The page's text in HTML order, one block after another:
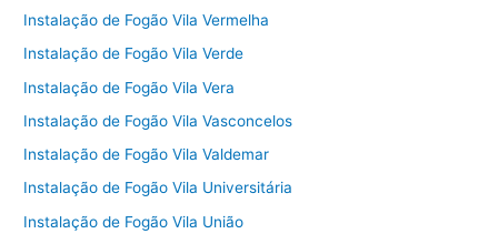
Instalação de Fogão Vila Vermelha
Instalação de Fogão Vila Verde
Instalação de Fogão Vila Vera
Instalação de Fogão Vila Vasconcelos
Instalação de Fogão Vila Valdemar
Instalação de Fogão Vila Universitária
Instalação de Fogão Vila União